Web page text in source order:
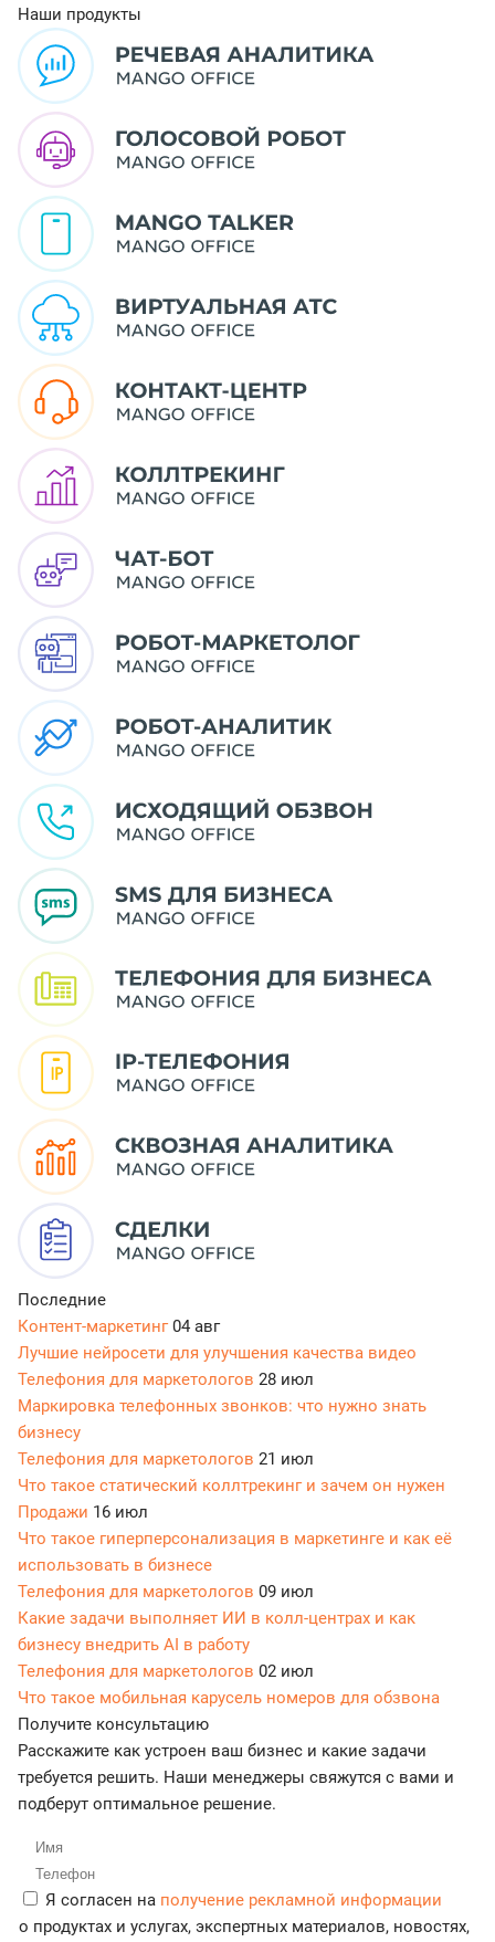
Наши продукты
Последние
Контент-маркетинг04 авг
Лучшие нейросети для улучшения качества видео
Телефония для маркетологов 28 июл
Маркировка телефонных звонков: что нужно знать
бизнесу
Телефония для маркетологов 21 июл
Что такое статический коллтрекинг и зачем он нужен
Продажи 16 июл
Что такое гиперперсонализация в маркетинге и как её
использовать в бизнесе
Телефония для маркетологов 09 июл
Какие задачи выполняет ИИ в колл-центрах и как
бизнесу внедрить AI в работу
Телефония для маркетологов 02 июл
Что такое мобильная карусель номеров для обзвона
Получите консультацию
Расскажите как устроен ваш бизнес и какие задачи
требуется решить. Наши менеджеры свяжутся с вами и
подберут оптимальное решение.
Я согласен на получение рекламной информации
о продуктах и услугах, экспертных материалов, новостях,